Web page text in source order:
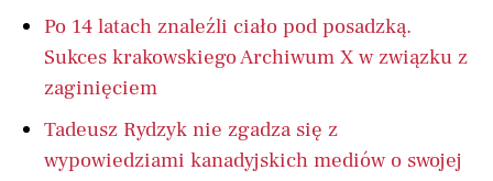
Po 14 latach znaleźli ciało pod posadzką.
Sukces krakowskiego Archiwum X w związku z
zaginięciem
Tadeusz Rydzyk nie zgadza się z
wypowiedziami kanadyjskich mediów o swojej